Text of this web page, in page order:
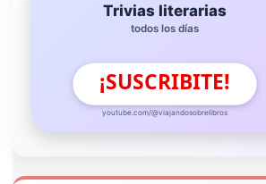
Trivias literarias
todos los días
¡SUSCRIBITE!
youtube.com/@viajandosobrelibros